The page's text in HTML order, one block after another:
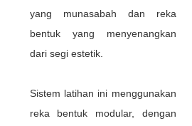
yang munasabah dan reka
bentuk yang menyenangkan
dari segi estetik.
Sistem latihan ini menggunakan
reka bentuk modular, dengan